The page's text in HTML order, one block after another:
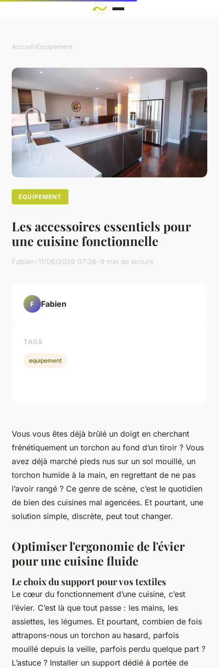
Accueil›Équipement
ÉQUIPEMENT
Les accessoires essentiels pour
une cuisine fonctionnelle
Fabien •11/06/2026 07:38•9 min de lecture
Vous vous êtes déjà brûlé un doigt en cherchant
frénétiquement un torchon au fond d’un tiroir ? Vous
avez déjà marché pieds nus sur un sol mouillé, un
torchon humide à la main, en regrettant de ne pas
l’avoir rangé ? Ce genre de scène, c’est le quotidien
de bien des cuisines mal agencées. Et pourtant, une
solution simple, discrète, peut tout changer.
Optimiser l'ergonomie de l'évier
pour une cuisine fluide
Le choix du support pour vos textiles
Le cœur du fonctionnement d’une cuisine, c’est
l’évier. C’est là que tout passe : les mains, les
assiettes, les légumes. Et pourtant, combien de fois
attrapons-nous un torchon au hasard, parfois
mouillé depuis la veille, parfois perdu quelque part ?
L’astuce ? Installer un support dédié à portée de
F Fabien
TAGS
equipement